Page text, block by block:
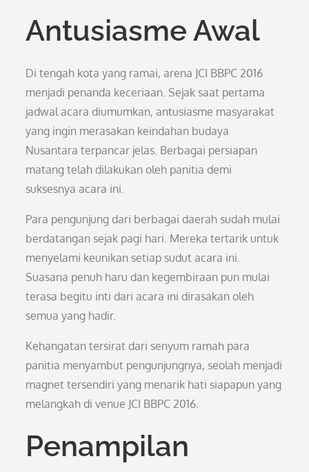
Antusiasme Awal
Di tengah kota yang ramai, arena JCI BBPC 2016
menjadi penanda keceriaan. Sejak saat pertama
jadwal acara diumumkan, antusiasme masyarakat
yang ingin merasakan keindahan budaya
Nusantara terpancar jelas. Berbagai persiapan
matang telah dilakukan oleh panitia demi
suksesnya acara ini.
Para pengunjung dari berbagai daerah sudah mulai
berdatangan sejak pagi hari. Mereka tertarik untuk
menyelami keunikan setiap sudut acara ini.
Suasana penuh haru dan kegembiraan pun mulai
terasa begitu inti dari acara ini dirasakan oleh
semua yang hadir.
Kehangatan tersirat dari senyum ramah para
panitia menyambut pengunjungnya, seolah menjadi
magnet tersendiri yang menarik hati siapapun yang
melangkah di venue JCI BBPC 2016.
Penampilan